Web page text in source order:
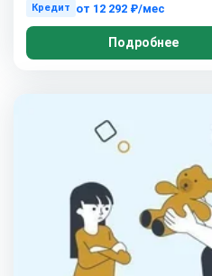
Кредит от 12 292 ₽/мес
Подробнее